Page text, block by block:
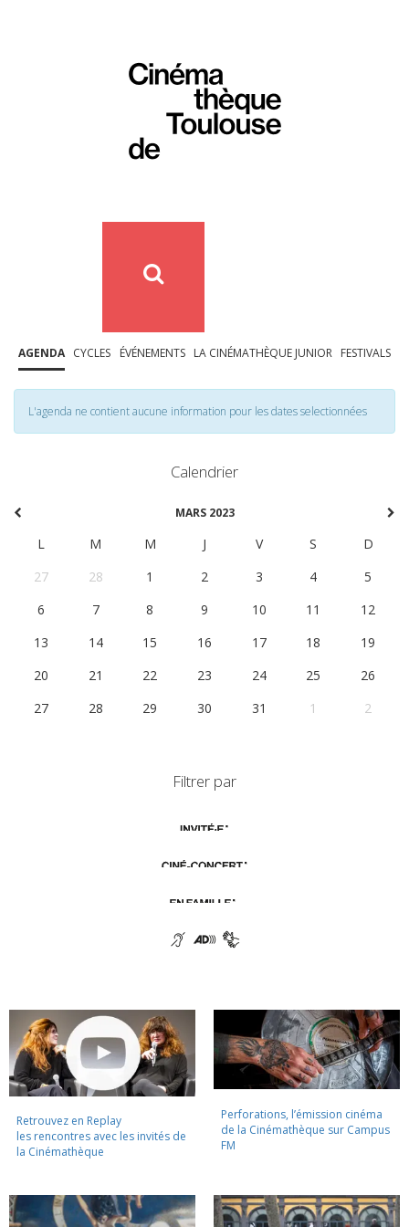
AGENDA CYCLES ÉVÉNEMENTS LA CINÉMATHÈQUE JUNIOR FESTIVALS
L'agenda ne contient aucune information pour les dates selectionnées
Calendrier
MARS 2023
L M M J V S
D
27
28 1 2 3 4
5
6
7 8 9 10 11
12
13
14 15 16 17 18
19
20
21 22 23 24 25
26
27
28 29 30 31 1 2
Filtrer par
Retrouvez en Replay
les rencontres avec les invités de
la Cinémathèque
Perforations, l’émission cinéma
de la Cinémathèque sur Campus
FM